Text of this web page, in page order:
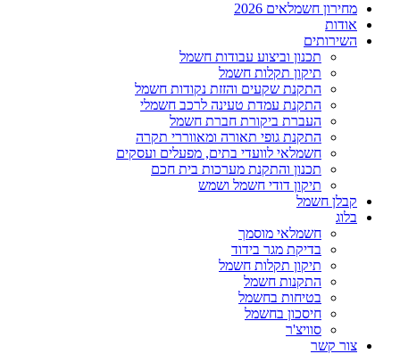
מחירון חשמלאים 2026
אודות
השירותים
תכנון וביצוע עבודות חשמל
תיקון תקלות חשמל
התקנת שקעים והזזת נקודות חשמל
התקנת עמדת טעינה לרכב חשמלי
העברת ביקורת חברת חשמל
התקנת גופי תאורה ומאווררי תקרה
חשמלאי לוועדי בתים, מפעלים ועסקים
תכנון והתקנת מערכות בית חכם
תיקון דודי חשמל ושמש
קבלן חשמל
בלוג
חשמלאי מוסמך
בדיקת מגר בידוד
תיקון תקלות חשמל
התקנות חשמל
בטיחות בחשמל
חיסכון בחשמל
סוויצ'ר
צור קשר